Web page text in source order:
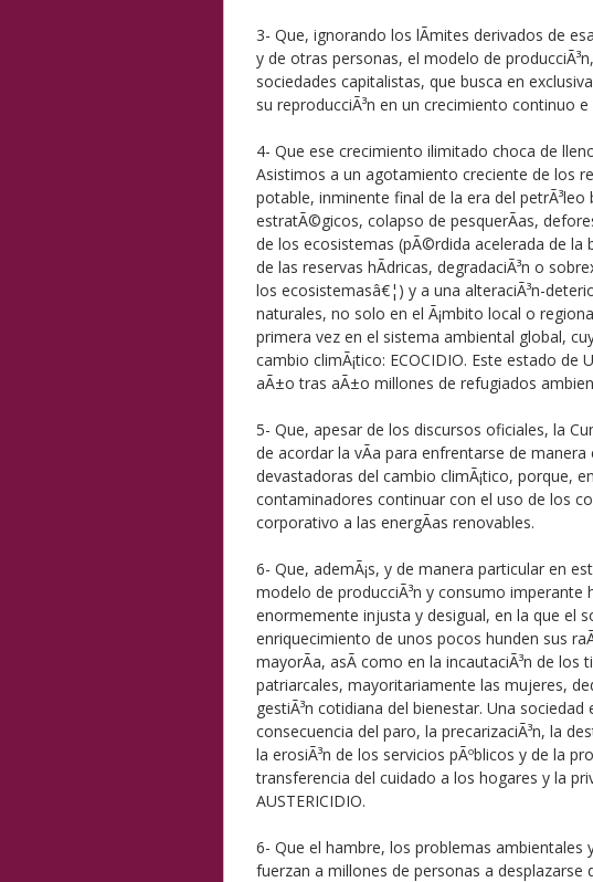
3- Que, ignorando los lÃ­mites derivados de
y de otras personas, el modelo de
sociedades capitalistas, que busca en
su reproducciÃ³n en un crecimiento continuo
4- Que ese crecimiento ilimitado choca de
Asistimos a un agotamiento creciente de los
potable, inminente final de la era del
estratÃ©gicos, colapso de pesquerÃ­as,
de los ecosistemas (pÃ©rdida acelerada de la
de las reservas hÃ­dricas, degradaciÃ³n o
los ecosistemasâ€¦) y a una alteraciÃ³n-
naturales, no solo en el Ã¡mbito local o
primera vez en el sistema ambiental global,
cambio climÃ¡tico: ECOCIDIO. Este estado de
aÃ±o tras aÃ±o millones de refugiados
5- Que, apesar de los discursos oficiales, la
de acordar la vÃ­a para enfrentarse de
devastadoras del cambio climÃ¡tico, porque,
contaminadores continuar con el uso de los
corporativo a las energÃ­as renovables.
6- Que, ademÃ¡s, y de manera particular en
modelo de producciÃ³n y consumo imperante
enormemente injusta y desigual, en la que el
enriquecimiento de unos pocos hunden sus
mayorÃ­a, asÃ­ como en la incautaciÃ³n de los
patriarcales, mayoritariamente las mujeres,
gestiÃ³n cotidiana del bienestar. Una sociedad
consecuencia del paro, la precarizaciÃ³n, la
la erosiÃ³n de los servicios pÃºblicos y de la
transferencia del cuidado a los hogares y la
AUSTERICIDIO.
6- Que el hambre, los problemas
fuerzan a millones de personas a desplazarse